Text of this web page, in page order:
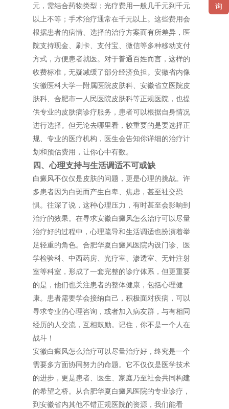
元，需结合药物类型；光疗费用一般几千元到千元
以上不等；手术治疗通常在千元以上。这些费用会
根据患者的病情、选择的治疗方案而有所差异，医
院支持现金、刷卡、支付宝、微信等多种移动支付
方式，方便患者就医。对于普通百姓而言，这样的
收费标准，无疑减缓了部分经济负担。安徽省内像
安徽医科大学一附属医院皮肤科、安徽省立医院皮
肤科、合肥市一人民医院皮肤科等正规医院，也提
供专业的皮肤病诊疗服务，患者可以根据自身情况
进行选择。但无论去哪里看，较重要的是要选择正
规、专业的医疗机构，医生会告知你详细的治疗计
划和预估费用，让你心中有数。
四、心理支持与生活调适不可或缺
白癜风不仅仅是皮肤的问题，更是心理的挑战。许
多患者因为白斑而产生自卑、焦虑，甚至社交恐
惧。往深了说，这种心理压力，有时甚至会影响到
治疗的效果。在寻求安徽白癜风怎么治疗可以尽量
治疗好的过程中，心理疏导和生活调适也扮演着举
足轻重的角色。合肥华夏白癜风医院内设门诊、医
学检验科、中西药房、光疗室、渗透室、无针注射
室等科室，形成了一套完整的诊疗体系，但更重要
的是，他们也关注患者的整体健康，包括心理健
康。患者需要学会接纳自己，积极面对疾病，可以
寻求专业的心理咨询，或者加入病友群，与有相同
经历的人交流，互相鼓励。记住，你不是一个人在
战斗！
安徽白癜风怎么治疗可以尽量治疗好，终究是一个
需要多方面协同努力的命题。它不仅仅是医学技术
的进步，更是患者、医生、家庭乃至社会共同构建
的希望之桥。从合肥华夏白癜风医院的专业诊疗，
到安徽省内其他不错正规医院的资源，我们能看
询